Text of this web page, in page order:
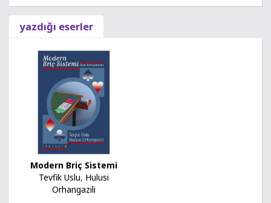
yazdığı eserler
Modern Briç Sistemi
Tevfik Uslu, Hulusi
Orhangazili